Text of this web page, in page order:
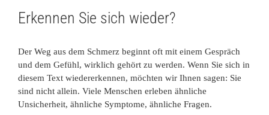
Erkennen Sie sich wieder?
Der Weg aus dem Schmerz beginnt oft mit einem Gespräch
und dem Gefühl, wirklich gehört zu werden. Wenn Sie sich in
diesem Text wiedererkennen, möchten wir Ihnen sagen: Sie
sind nicht allein. Viele Menschen erleben ähnliche
Unsicherheit, ähnliche Symptome, ähnliche Fragen.